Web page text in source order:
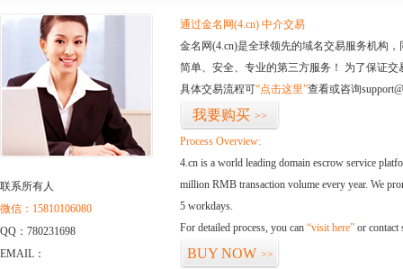
联系所有人
微信：15810106080
QQ：780231698
EMAIL：
通过金名网(4.cn) 中介交易
金名网(4.cn)是全球领先的域名交易服务机构
简单、安全、专业的第三方服务！ 为了保证
具体交易流程可“点击这里”查看或咨询
我要购买 >>
Process Overview:
4.cn is a world leading domain escrow service
million RMB transaction volume every year. We
5 workdays.
For detailed process, you can “visit here” or contact
BUY NOW >>